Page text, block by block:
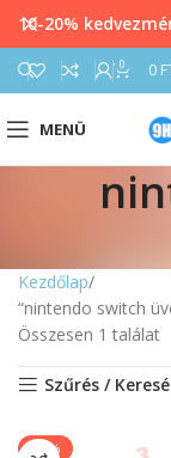
0 0
MENÜ
Kezdőlap
“nintendo switch
Összesen 1 találat
Szűrés /
-60%
10-20%